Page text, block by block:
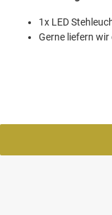
1x LED
Gerne liefern